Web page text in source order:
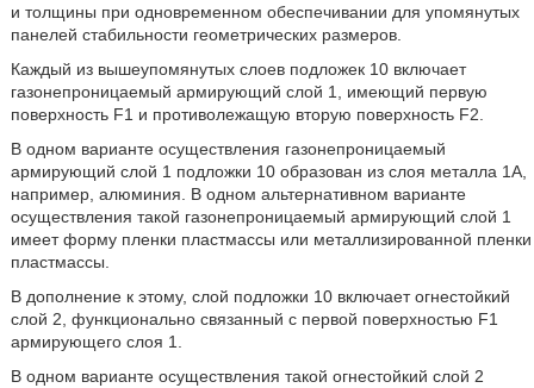
и толщины при одновременном обеспечивании для упомянутых
панелей стабильности геометрических размеров.
Каждый из вышеупомянутых слоев подложек 10 включает
газонепроницаемый армирующий слой 1, имеющий первую
поверхность F1 и противолежащую вторую поверхность F2.
В одном варианте осуществления газонепроницаемый
армирующий слой 1 подложки 10 образован из слоя металла 1А,
например, алюминия. В одном альтернативном варианте
осуществления такой газонепроницаемый армирующий слой 1
имеет форму пленки пластмассы или металлизированной пленки
пластмассы.
В дополнение к этому, слой подложки 10 включает огнестойкий
слой 2, функционально связанный с первой поверхностью F1
армирующего слоя 1.
В одном варианте осуществления такой огнестойкий слой 2